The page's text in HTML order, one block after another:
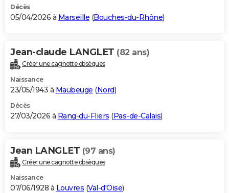
Décès
05/04/2026 à Marseille (Bouches-du-Rhône)
Jean-claude LANGLET (82 ans)
Créer une cagnotte obsèques
Naissance
23/05/1943 à Maubeuge (Nord)
Décès
27/03/2026 à Rang-du-Fliers (Pas-de-Calais)
Jean LANGLET (97 ans)
Créer une cagnotte obsèques
Naissance
07/06/1928 à Louvres (Val-d'Oise)